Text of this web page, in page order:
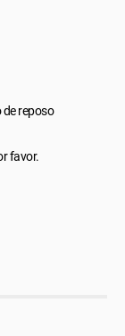
de reposo
favor.